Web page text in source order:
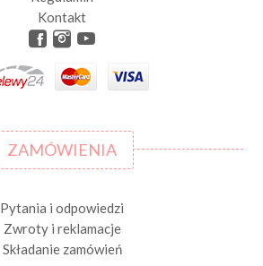
Kontakt
ZAMÓWIENIA
Pytania i odpowiedzi
Zwroty i reklamacje
Składanie zamówień